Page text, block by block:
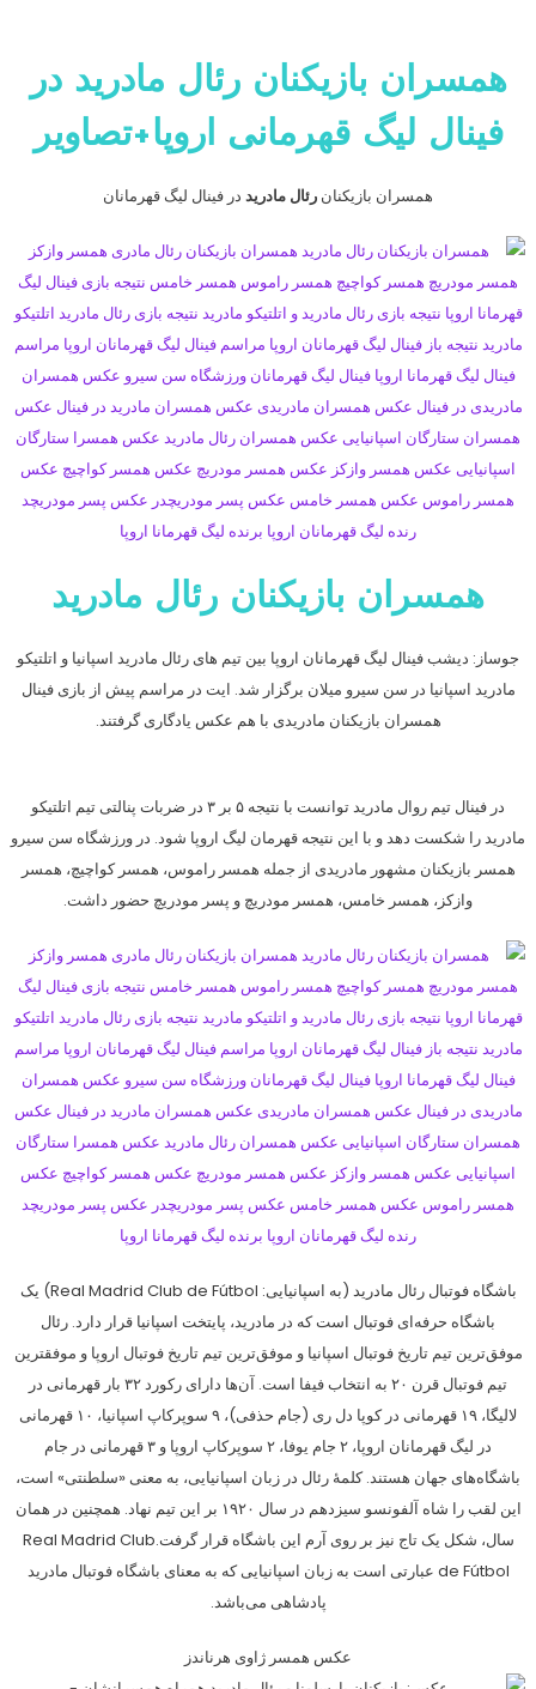
همسران بازیکنان رئال مادرید در
فینال لیگ قهرمانی اروپا+تصاویر
همسران بازیکنان رئال مادرید در فینال لیگ قهرمانان
همسران بازیکنان رئال مادرید
جوساز: دیشب فینال لیگ قهرمانان اروپا بین تیم های رئال مادرید اسپانیا و اتلتیکو
مادرید اسپانیا در سن سیرو میلان برگزار شد. ایت در مراسم پیش از بازی فینال
همسران بازیکنان مادریدی با هم عکس یادگاری گرفتند.
در فینال تیم روال مادرید توانست با نتیجه ۵ بر ۳ در ضربات پنالتی تیم اتلتیکو
مادرید را شکست دهد و با این نتیجه قهرمان لیگ اروپا شود. در ورزشگاه سن سیرو
همسر بازیکنان مشهور مادریدی از جمله همسر راموس، همسر کواچیچ، همسر
وازکز، همسر خامس، همسر مودریچ و پسر مودریچ حضور داشت.
باشگاه فوتبال رئال مادرید (به اسپانیایی: Real Madrid Club de Fútbol) یک
باشگاه حرفه‌ای فوتبال است که در مادرید، پایتخت اسپانیا قرار دارد. رئال
موفق‌ترین تیم تاریخ فوتبال اسپانیا و موفق‌ترین تیم تاریخ فوتبال اروپا و موفقترین
تیم فوتبال قرن ۲۰ به انتخاب فیفا است. آن‌ها دارای رکورد ۳۲ بار قهرمانی در
لالیگا، ۱۹ قهرمانی در کوپا دل ری (جام حذفی)، ۹ سوپرکاپ اسپانیا، ۱۰ قهرمانی
در لیگ قهرمانان اروپا، ۲ جام یوفا، ۲ سوپرکاپ اروپا و ۳ قهرمانی در جام
باشگاه‌های جهان هستند. کلمهٔ رئال در زبان اسپانیایی، به معنی «سلطنتی» است،
این لقب را شاه آلفونسو سیزدهم در سال ۱۹۲۰ بر این تیم نهاد. همچنین در همان
سال، شکل یک تاج نیز بر روی آرم این باشگاه قرار گرفت.Real Madrid Club
de Fútbol عبارتی است به زبان اسپانیایی که به معنای باشگاه فوتبال مادرید
پادشاهی می‌باشد.
عکس همسر ژاوی هرناندز